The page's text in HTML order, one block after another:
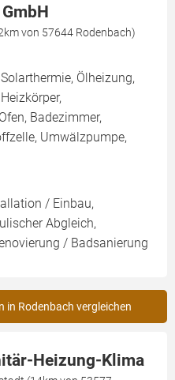
von 57644 Rodenbach)
Ölheizung,
Badezimmer,
Umwälzpumpe,
/ Einbau,
Abgleich,
/ Badsanierung
in Rodenbach vergleichen
Heizung-Klima